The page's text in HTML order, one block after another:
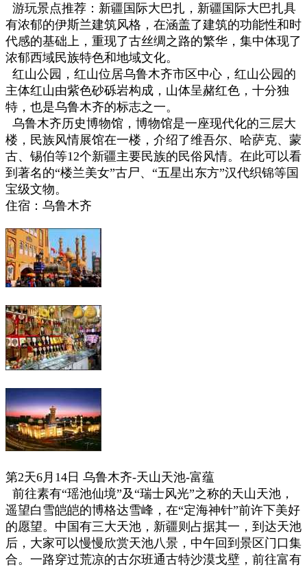
游玩景点推荐： 新疆国际大巴扎，新疆国际大巴扎具
有浓郁的伊斯兰建筑风格，在涵盖了建筑的功能性和时
代感的基础上，重现了古丝绸之路的繁华，集中体现了
浓郁西域民族特色和地域文化。
红山公园，红山位居乌鲁木齐市区中心，红山公园的
主体红山由紫色砂砾岩构成，山体呈赭红色，十分独
特，也是乌鲁木齐的标志之一。
乌鲁木齐历史博物馆，博物馆是一座现代化的三层大
楼，民族风情展馆在一楼，介绍了维吾尔、哈萨克、蒙
古、锡伯等12个新疆主要民族的民俗风情。在此可以看
到著名的“楼兰美女”古尸、“五星出东方”汉代织锦等国
宝级文物。
住宿：乌鲁木齐
第2天6月14日 乌鲁木齐-天山天池-富蕴
前往素有“瑶池仙境”及“瑞士风光”之称的天山天池，
遥望白雪皑皑的博格达雪峰，在“定海神针”前许下美好
的愿望。中国有三大天池，新疆则占据其一，到达天池
后，大家可以慢慢欣赏天池八景，中午回到景区门口集
合。一路穿过荒凉的古尔班通古特沙漠戈壁，前往富有